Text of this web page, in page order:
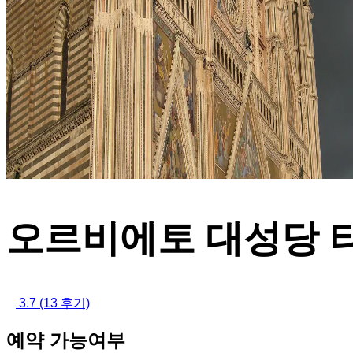
오르비에토 대성당
3.7 (13 후기)
예약 가능여부